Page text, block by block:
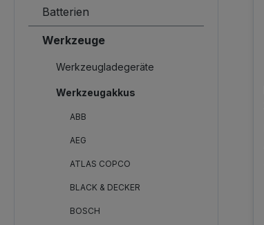
Batterien
Werkzeuge
Werkzeugladegeräte
Werkzeugakkus
ABB
AEG
ATLAS COPCO
BLACK & DECKER
BOSCH